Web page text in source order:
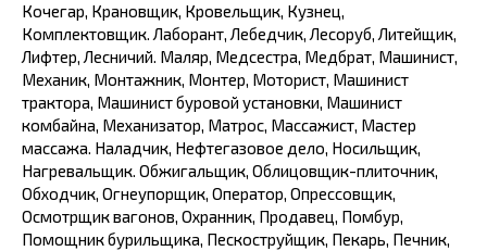
Кочегар, Крановщик, Кровельщик, Кузнец,
Комплектовщик. Лаборант, Лебедчик, Лесоруб, Литейщик,
Лифтер, Лесничий. Маляр, Медсестра, Медбрат, Машинист,
Механик, Монтажник, Монтер, Моторист, Машинист
трактора, Машинист буровой установки, Машинист
комбайна, Механизатор, Матрос, Массажист, Мастер
массажа. Наладчик, Нефтегазовое дело, Носильщик,
Нагревальщик. Обжигальщик, Облицовщик-плиточник,
Обходчик, Огнеупорщик, Оператор, Опрессовщик,
Осмотрщик вагонов, Охранник, Продавец, Помбур,
Помощник бурильщика, Пескоструйщик, Пекарь, Печник,